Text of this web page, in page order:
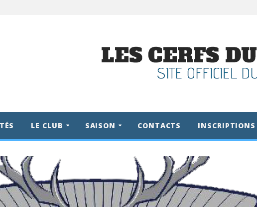
LE CLUB SAISON CONTACTS INSCRIPTIONS